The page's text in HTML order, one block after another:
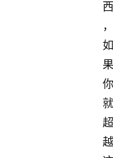
西
，
如
果
你
就
超
越